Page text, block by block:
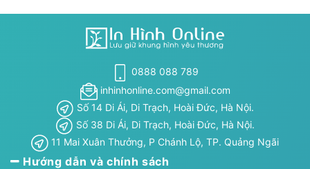
0888 088 789
inhinhonline.com@gmail.com
Số 14 Di Ái, Di Trạch, Hoài Đức, Hà Nội.
Số 38 Di Ái, Di Trạch, Hoài Đức, Hà Nội.
11 Mai Xuân Thưởng, P Chánh Lộ, TP. Quảng Ngãi
Hướng dẫn và chính sách